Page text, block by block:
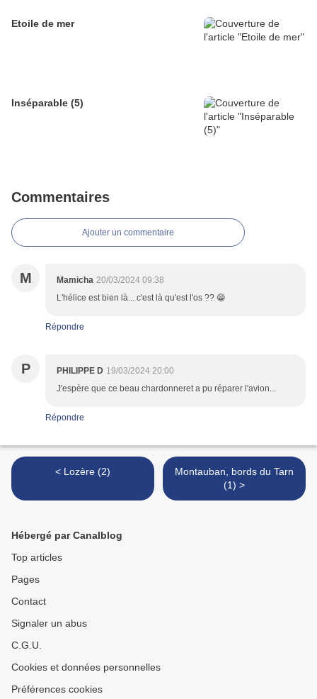
Etoile de mer
Inséparable (5)
Commentaires
Ajouter un commentaire
M Mamicha 20/03/2024 09:38
L'hélice est bien là... c'est là qu'est l'os ?? 😁
Répondre
P PHILIPPE D 19/03/2024 20:00
J'espère que ce beau chardonneret a pu réparer l'avion...
Répondre
< Lozère (2)
Montauban, bords du Tarn
(1) >
Hébergé par Canalblog
Top articles
Pages
Contact
Signaler un abus
C.G.U.
Cookies et données personnelles
Préférences cookies